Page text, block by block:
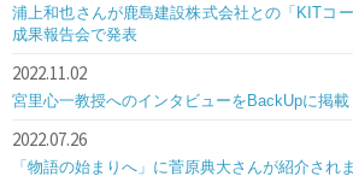
浦上和也さんが鹿島建設株式会社との「KITコ
成果報告会で発表
2022.11.02
宮里心一教授へのインタビューをBackUpに掲載
2022.07.26
「物語の始まりへ」に菅原典大さんが紹介され